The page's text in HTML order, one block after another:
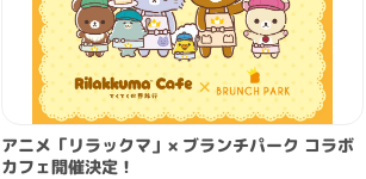
アニメ「リラックマ」× ブランチパーク コラボ
カフェ開催決定！